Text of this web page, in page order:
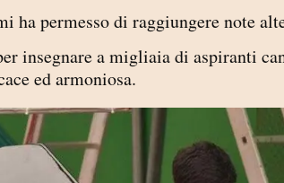
ha permesso di raggiungere note
insegnare a migliaia di aspiranti
ed armoniosa.